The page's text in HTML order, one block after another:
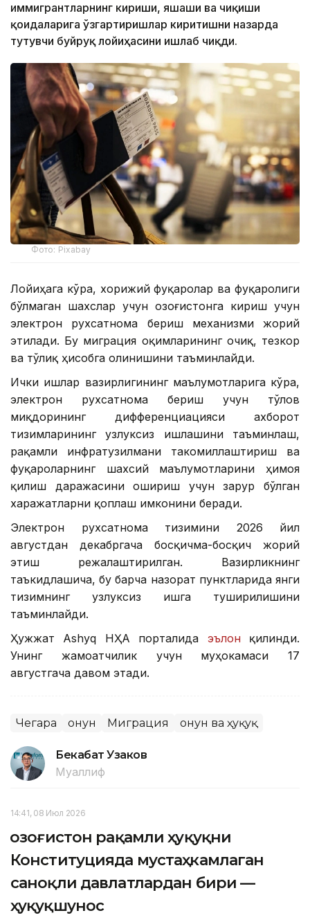
иммигрантларнинг кириши, яшаши ва чиқиши
қоидаларига ўзгартиришлар киритишни назарда
тутувчи буйруқ лойиҳасини ишлаб чиқди.
Фото: Pixabay
Лойиҳага кўра, хорижий фуқаролар ва фуқаролиги
бўлмаган шахслар учун Қозоғистонга кириш учун
электрон рухсатнома бериш механизми жорий
этилади. Бу миграция оқимларининг очиқ, тезкор
ва тўлиқ ҳисобга олинишини таъминлайди.
Ички ишлар вазирлигининг маълумотларига кўра,
электрон рухсатнома бериш учун тўлов
миқдорининг дифференциацияси ахборот
тизимларининг узлуксиз ишлашини таъминлаш,
рақамли инфратузилмани такомиллаштириш ва
фуқароларнинг шахсий маълумотларини ҳимоя
қилиш даражасини ошириш учун зарур бўлган
харажатларни қоплаш имконини беради.
Электрон рухсатнома тизимини 2026 йил
августдан декабргача босқичма-босқич жорий
этиш режалаштирилган. Вазирликнинг
таъкидлашича, бу барча назорат пунктларида янги
тизимнинг узлуксиз ишга туширилишини
таъминлайди.
Ҳужжат Ashyq НҲА порталида эълонқилинди.
Унинг жамоатчилик учун муҳокамаси 17
августгача давом этади.
Чегара Қонун Миграция Қонун ва ҳуқуқ
Бекабат Узаков
Муаллиф
14:41, 08 Июл 2026
Қозоғистон рақамли ҳуқуқни
Конституцияда мустаҳкамлаган
саноқли давлатлардан бири —
ҳуқуқшунос